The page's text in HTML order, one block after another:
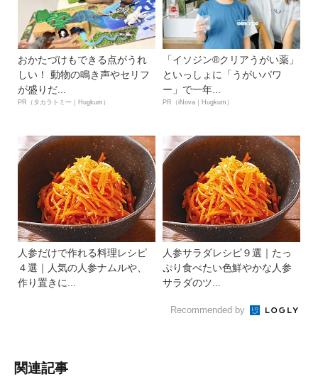
おかたづけもできる点がうれ
しい！ 動物の鳴き声やセリフ
が盛りだ...
PR（タカラトミー｜Hugkum）
「イソジン®クリアうがい薬」
といっしょに「うがいパワ
ー」で一年...
PR（iNova｜Hugkum）
人参だけで作れる料理レシピ
４選｜人気の人参ナムルや、
作り置きに...
人参サラダレシピ９選｜たっ
ぷり食べたい色鮮やかな人参
サラダのツ...
Recommended by
関連記事